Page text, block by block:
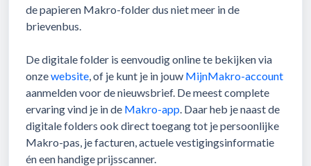
de papieren Makro-folder dus niet meer in de
brievenbus.
De digitale folder is eenvoudig online te bekijken via
onzewebsite, of je kunt je in jouw MijnMakro-account
aanmelden voor de nieuwsbrief. De meest complete
ervaring vind je in de Makro-app. Daar heb je naast de
digitale folders ook direct toegang tot je persoonlijke
Makro-pas, je facturen, actuele vestigingsinformatie
én een handige prijsscanner.